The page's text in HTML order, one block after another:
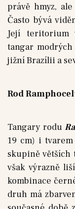
právě hmyz,
Často bývá
Její teritorium
tangar
jižní Brazílii a
Rod
Tangary rodu
19 cm) i
skupině větších
však výrazně
kombinace
druh má